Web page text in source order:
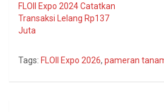
FLOII Expo 2024 Catatkan
Transaksi Lelang Rp137
Juta
Tags: FLOII Expo 2026, pameran